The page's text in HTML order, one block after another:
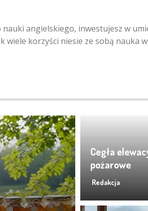
angielskiego, inwestujesz w
wiele korzyści niesie ze sobą nauka
Cegła
pożarowe
Redakcja